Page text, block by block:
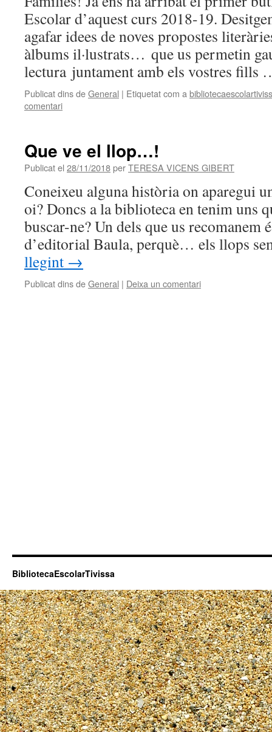
Escolar d’aquest curs 2018-19.
agafar idees de noves propostes
àlbums il·lustrats… que us permetin
lectura juntament amb els vostres
Publicat dins deGeneral | Etiquetat com a
comentari
Que ve el llop…!
Publicat el 28/11/2018perTERESA VICENS GIBERT
Coneixeu alguna història on aparegui
oi? Doncs a la biblioteca en tenim uns
buscar-ne? Un dels que us recomanem
d’editorial Baula, perquè… els llops
llegint →
Publicat dins deGeneral | Deixa un comentari
BibliotecaEscolarTivissa